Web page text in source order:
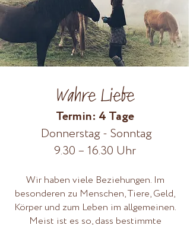
Wahre Liebe
Termin: 4 Tage
Donnerstag - Sonntag
9.30 – 16.30 Uhr
Wir haben viele Beziehungen. Im
besonderen zu Menschen, Tiere, Geld,
Körper und zum Leben im allgemeinen.
Meist ist es so, dass bestimmte